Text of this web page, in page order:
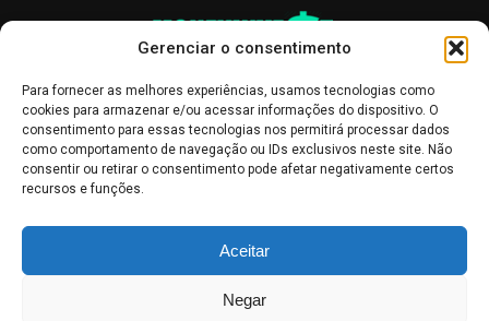
Gerenciar o consentimento
Para fornecer as melhores experiências, usamos tecnologias como
cookies para armazenar e/ou acessar informações do dispositivo. O
consentimento para essas tecnologias nos permitirá processar dados
como comportamento de navegação ou IDs exclusivos neste site. Não
consentir ou retirar o consentimento pode afetar negativamente certos
recursos e funções.
Aceitar
Negar
informativo, servindo como boletins de divulgação, e não devem ser
interpretadas como recomendações de investimento.Leia mais
Bolsa de Valores